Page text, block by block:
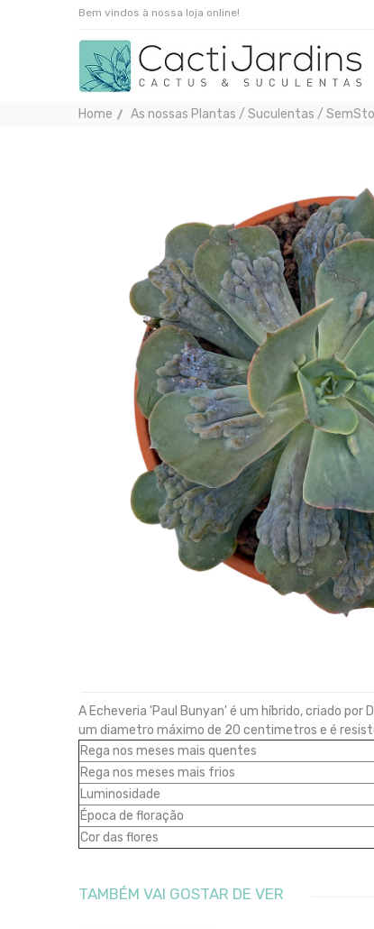
Bem vindos à nossa loja online!
Home As nossas Plantas / Suculentas /
A Echeveria 'Paul Bunyan' é um híbrido, criado
um diametro máximo de 20 centimetros e é
Rega nos meses mais quentes
Rega nos meses mais frios
Luminosidade
Época de floração
Cor das flores
TAMBÉM VAI GOSTAR DE VER